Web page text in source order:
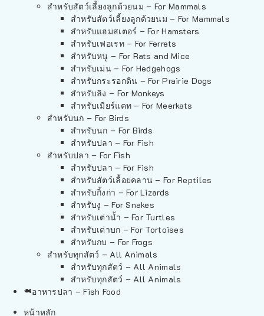
สำหรับสัตว์เลี้ยงลูกด้วยนม – For Mammals
สำหรับสัตว์เลี้ยงลูกด้วยนม – For Mammals
สำหรับแฮมสเตอร์ – For Hamsters
สำหรับเฟอเรท – For Ferrets
สำหรับหนู – For Rats and Mice
สำหรับเม่น – For Hedgehogs
สำหรับกระรอกดิน – For Prairie Dogs
สำหรับลิง – For Monkeys
สำหรับเมียร์แคท – For Meerkats
สำหรับนก – For Birds
สำหรับนก – For Birds
สำหรับปลา – For Fish
สำหรับปลา – For Fish
สำหรับปลา – For Fish
สำหรับสัตว์เลื้อยคลาน – For Reptiles
สำหรับกิ้งก่า – For Lizards
สำหรับงู – For Snakes
สำหรับเต่าน้ำ – For Turtles
สำหรับเต่าบก – For Tortoises
สำหรับกบ – For Frogs
สำหรับทุกสัตว์ – All Animals
สำหรับทุกสัตว์ – All Animals
สำหรับทุกสัตว์ – All Animals
อาหารปลา – Fish Food
หน้าหลัก